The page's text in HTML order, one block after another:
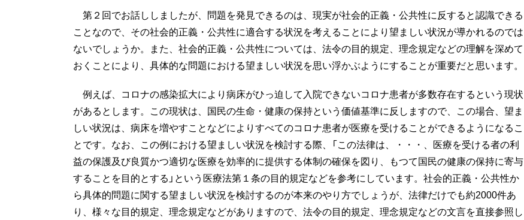
第２回でお話ししましたが、問題を発見できるのは、現実が社会的正義・公共性に反すると認識できる
ことなので、その社会的正義・公共性に適合する状況を考えることにより望ましい状況が導かれるのでは
ないでしょうか。また、社会的正義・公共性については、法令の目的規定、理念規定などの理解を深めて
おくことにより、具体的な問題における望ましい状況を思い浮かぶようにすることが重要だと思います。
例えば、コロナの感染拡大により病床がひっ迫して入院できないコロナ患者が多数存在するという現状
があるとします。この現状は、国民の生命・健康の保持という価値基準に反しますので、この場合、望ま
しい状況は、病床を増やすことなどによりすべてのコロナ患者が医療を受けることができるようになるこ
とです。なお、この例における望ましい状況を検討する際、「この法律は、・・・、医療を受ける者の利
益の保護及び良質かつ適切な医療を効率的に提供する体制の確保を図り、もつて国民の健康の保持に寄与
することを目的とする」という医療法第１条の目的規定などを参考にしています。社会的正義・公共性か
ら具体的問題に関する望ましい状況を検討するのが本来のやり方でしょうが、法律だけでも約2000件あ
り、様々な目的規定、理念規定などがありますので、法令の目的規定、理念規定などの文言を直接参照し